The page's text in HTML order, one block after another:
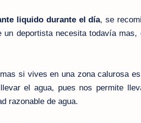
liquido durante el día, se
un deportista necesita todavía
si vives en una zona calurosa
el agua, pues nos permite
razonable de agua.